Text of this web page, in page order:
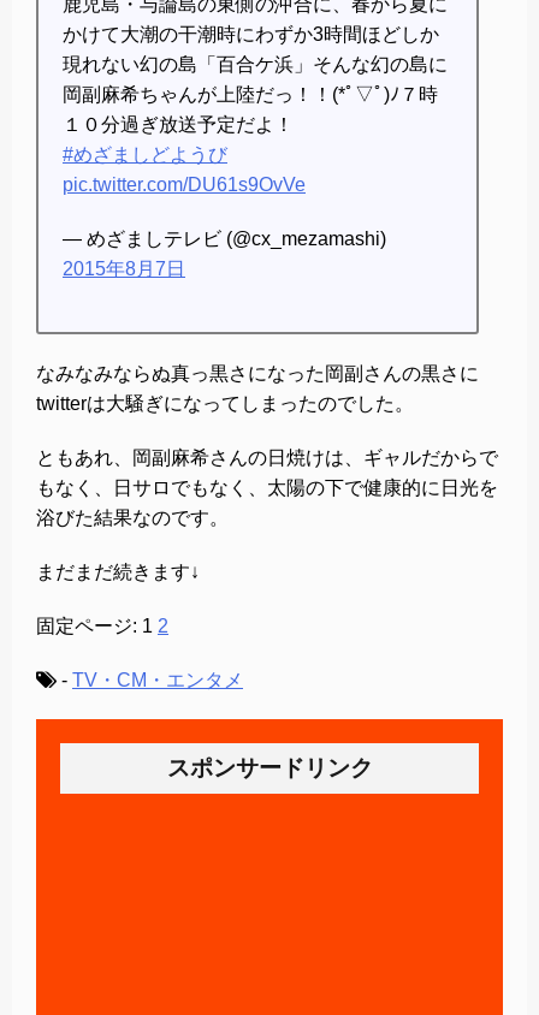
かけて大潮の干潮時にわずか3時間ほどしか
現れない幻の島「百合ケ浜」そんな幻の島に
岡副麻希ちゃんが上陸だっ！！(*ﾟ▽ﾟ)ﾉ７時
１０分過ぎ放送予定だよ！
#めざましどようび
pic.twitter.com/DU61s9OvVe
— めざましテレビ (@cx_mezamashi)
2015年8月7日
なみなみならぬ真っ黒さになった岡副さんの黒さに
twitterは大騒ぎになってしまったのでした。
ともあれ、岡副麻希さんの日焼けは、ギャルだからで
もなく、日サロでもなく、太陽の下で健康的に日光を
浴びた結果なのです。
まだまだ続きます↓
固定ページ: 1 2
- TV・CM・エンタメ
スポンサードリンク